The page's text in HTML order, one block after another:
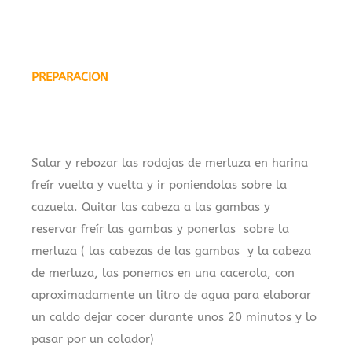
PREPARACION
Salar y rebozar las rodajas de merluza en harina
freír vuelta y vuelta y ir poniendolas sobre la
cazuela. Quitar las cabeza a las gambas y
reservar freír las gambas y ponerlas sobre la
merluza ( las cabezas de las gambas y la cabeza
de merluza, las ponemos en una cacerola, con
aproximadamente un litro de agua para elaborar
un caldo dejar cocer durante unos 20 minutos y lo
pasar por un colador)